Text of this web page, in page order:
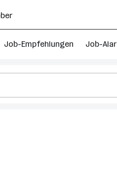
Job-Empfehlungen Job-